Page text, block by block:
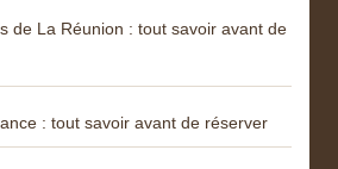
de La Réunion : tout savoir avant de
: tout savoir avant de réserver